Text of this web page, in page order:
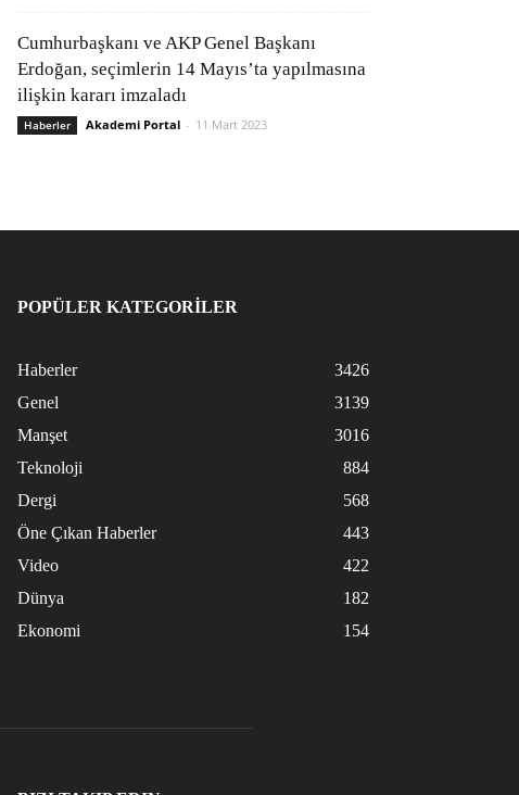
Cumhurbaşkanı ve AKP Genel Başkanı
Erdoğan, seçimlerin 14 Mayıs’ta yapılmasına
ilişkin kararı imzaladı
Haberler Akademi Portal - 11 Mart 2023
POPÜLER KATEGORİLER
Haberler
3426
Genel
3139
Manşet
3016
Teknoloji
884
Dergi
568
Öne Çıkan Haberler
443
Video
422
Dünya
182
Ekonomi
154